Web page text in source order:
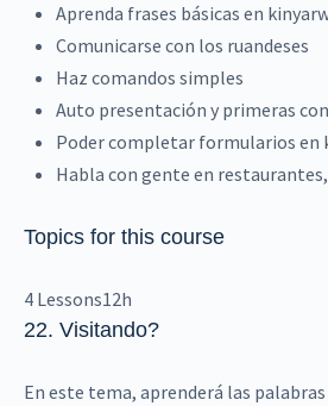
Aprenda frases básicas en
Comunicarse con los ruandeses
Haz comandos simples
Auto presentación y primeras
Poder completar formularios en
Habla con gente en
Topics for this course
4 Lessons12h
22. Visitando?
En este tema, aprenderá las palabras